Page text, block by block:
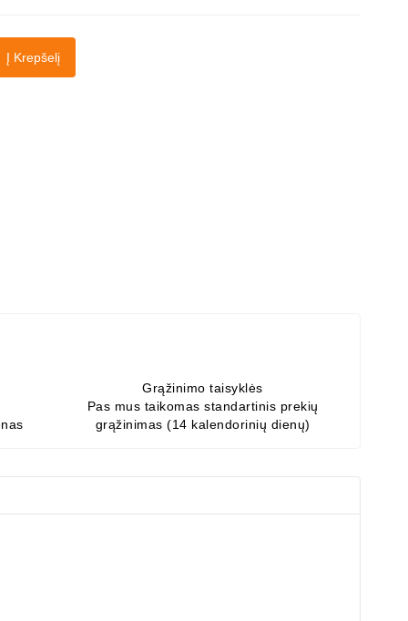
Į Krepšelį
Grąžinimo taisyklės
Pas mus taikomas standartinis prekių
grąžinimas (14 kalendorinių dienų)